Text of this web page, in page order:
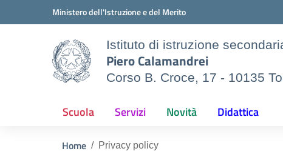
Vai ai contenuti
Vai al menu di navigazioneMinistero dell'Istruzione e del Merito
Istituto di istruzione
Piero Calamandrei
Corso B. Croce, 17 - 10135
Scuola Servizi Novità Didattica
Home Privacy policy